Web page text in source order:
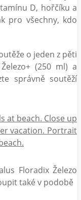
D, hořčíku a
pro všechny, kdo
o jeden z pěti
(250 ml) a
správně soutěží
Floradix Železo
také v podobě